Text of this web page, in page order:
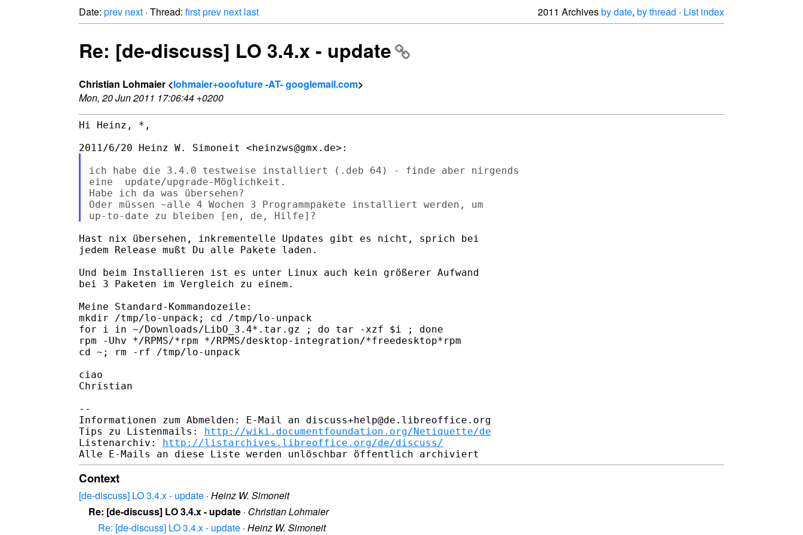
Date: prev next · Thread: firstprev next last 2011 Archivesby date, by thread · List index
Re: [de-discuss] LO 3.4.x - update
Christian Lohmaier <lohmaier+ooofuture -AT- googlemail.com>
Mon, 20 Jun 2011 17:06:44 +0200
Hi Heinz, *,
ich habe die 3.4.0 testweise installiert (.deb 64) - finde aber nirgends
eine  update/upgrade-Möglichkeit.
Habe ich da was übersehen?
Oder müssen ~alle 4 Wochen 3 Programmpakete installiert werden, um
Hast nix übersehen, inkrementelle Updates gibt es nicht, sprich bei
jedem Release mußt Du alle Pakete laden.
Und beim Installieren ist es unter Linux auch kein größerer Aufwand
bei 3 Paketen im Vergleich zu einem.
Meine Standard-Kommandozeile:
mkdir /tmp/lo-unpack; cd /tmp/lo-unpack
for i in ~/Downloads/LibO_3.4*.tar.gz ; do tar -xzf $i ; done
rpm -Uhv */RPMS/*rpm */RPMS/desktop-integration/*freedesktop*rpm
cd ~; rm -rf /tmp/lo-unpack
ciao
Christian
--
Informationen zum Abmelden: E-Mail an discuss+help@de.libreoffice.org
Tips zu Listenmails: http://wiki.documentfoundation.org/Netiquette/de
Listenarchiv: http://listarchives.libreoffice.org/de/discuss/
Context
[de-discuss] LO 3.4.x - update · Heinz W. Simoneit
Re: [de-discuss] LO 3.4.x - update · Christian Lohmaier
Re: [de-discuss] LO 3.4.x - update · Heinz W. Simoneit